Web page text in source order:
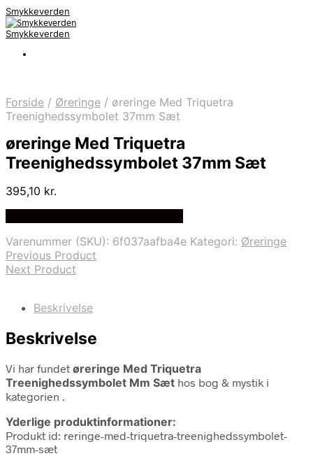
Smykkeverden
Smykkeverden
Forside / Øreringe / øreringe Med Triquetra
Treenighedssymbolet 37mm Sæt
øreringe Med Triquetra
Treenighedssymbolet 37mm Sæt
395,10 kr.
Varenummer (SKU): 6f037aafba4e Kategori: Øreringe
Previous Product
Next Product
Beskrivelse
Beskrivelse
Vi har fundet øreringe Med Triquetra
Treenighedssymbolet Mm Sæt hos bog & mystik i
kategorien .
Yderlige produktinformationer:
Produkt id: reringe-med-triquetra-treenighedssymbolet-
37mm-sæt